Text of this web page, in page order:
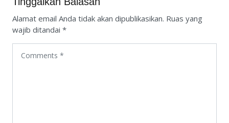
Alamat email Anda tidak akan dipublikasikan. Ruas yang
wajib ditandai *